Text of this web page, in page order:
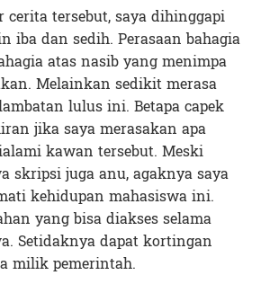
cerita tersebut, saya dihinggapi
iba dan sedih. Perasaan bahagia
atas nasib yang menimpa
Melainkan sedikit merasa
lulus ini. Betapa capek
jika saya merasakan apa
kawan tersebut. Meski
skripsi juga anu, agaknya saya
kehidupan mahasiswa ini.
yang bisa diakses selama
Setidaknya dapat kortingan
milik pemerintah.